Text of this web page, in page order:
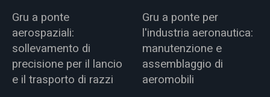
Gru a ponte
aerospaziali:
sollevamento di
precisione per il lancio
e il trasporto di razzi
Gru a ponte per
l'industria aeronautica:
manutenzione e
assemblaggio di
aeromobili